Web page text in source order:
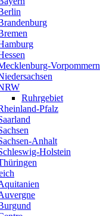
Vorpommern
Ruhrgebiet
Pfalz
Anhalt
Holstein